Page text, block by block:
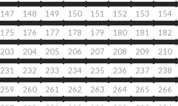
147 148 149 150 151 152 153 154
175 176 177 178 179 180 181 182
203 204 205 206 207 208 209 210
231 232 233 234 235 236 237 238
259 260 261 262 263 264 265 266